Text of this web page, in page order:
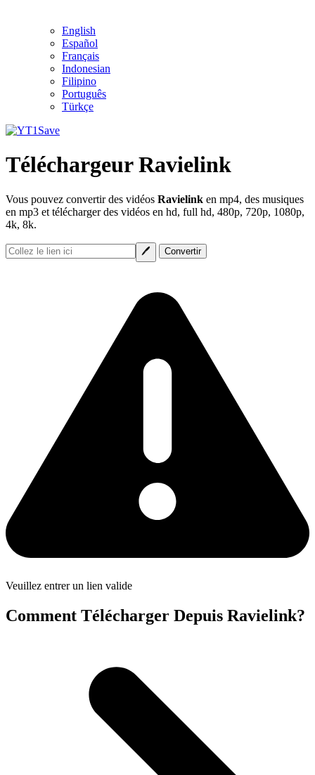
English
Español
Français
Indonesian
Filipino
Português
Türkçe
Téléchargeur Ravielink
Vous pouvez convertir des vidéos Ravielink en mp4, des musiques
en mp3 et télécharger des vidéos en hd, full hd, 480p, 720p, 1080p,
4k, 8k.
Veuillez entrer un lien valide
Comment Télécharger Depuis Ravielink?